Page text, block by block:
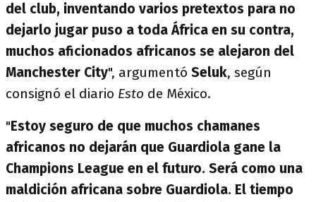
del club, inventando varios pretextos para no
dejarlo jugar puso a toda África en su contra,
muchos aficionados africanos se alejaron del
Manchester City", argumentó Seluk, según
consignó el diario Esto de México.
"Estoy seguro de que muchos chamanes
africanos no dejarán que Guardiola gane la
Champions League en el futuro. Será como una
maldición africana sobre Guardiola. El tiempo